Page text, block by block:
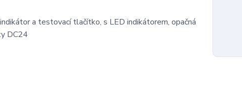
a testovací tlačítko, s LED indikátorem, opačná
DC24